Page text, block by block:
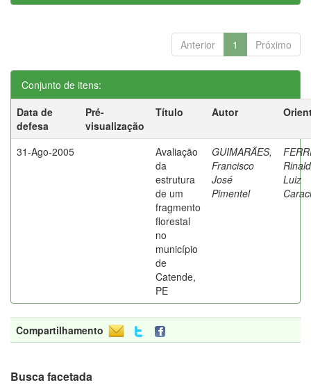
Anterior 1 Próximo
Conjunto de itens:
Data de
defesa
Pré-
visualização
Título Autor
31-Ago-2005
Avaliação
da
estrutura
de um
fragmento
florestal
no
município
de
Catende,
PE
GUIMARÃES,
Francisco
José
Pimentel
Luiz
Compartilhamento
Busca facetada